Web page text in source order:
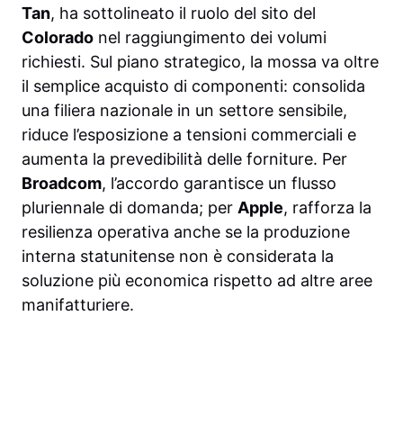
Tan, ha sottolineato il ruolo del sito del
Colorado nel raggiungimento dei volumi
richiesti. Sul piano strategico, la mossa va oltre
il semplice acquisto di componenti: consolida
una filiera nazionale in un settore sensibile,
riduce l’esposizione a tensioni commerciali e
aumenta la prevedibilità delle forniture. Per
Broadcom, l’accordo garantisce un flusso
pluriennale di domanda; per Apple, rafforza la
resilienza operativa anche se la produzione
interna statunitense non è considerata la
soluzione più economica rispetto ad altre aree
manifatturiere.